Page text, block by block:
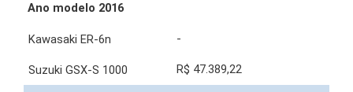
Ano modelo 2016
-
R$ 47.389,22